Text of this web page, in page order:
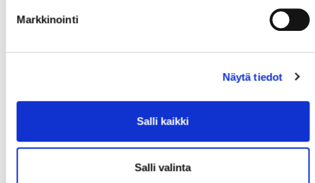
Markkinointi
Näytä tiedot
Salli kaikki
Salli valinta